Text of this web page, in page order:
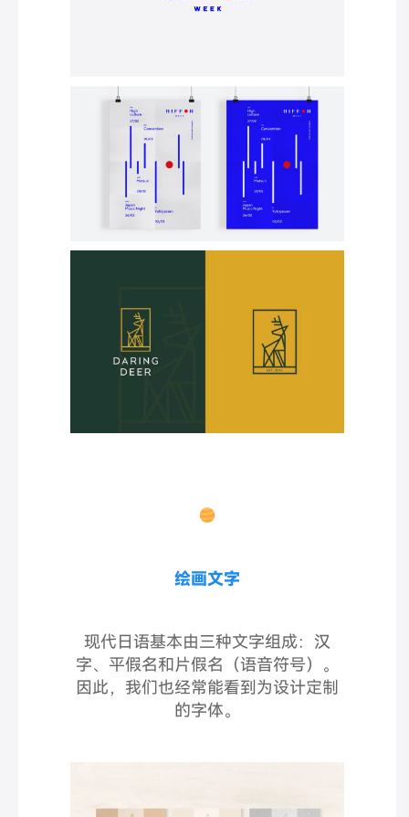
绘画文字
现代日语基本由三种文字组成：汉
字、平假名和片假名（语音符号）。
因此，我们也经常能看到为设计定制
的字体。